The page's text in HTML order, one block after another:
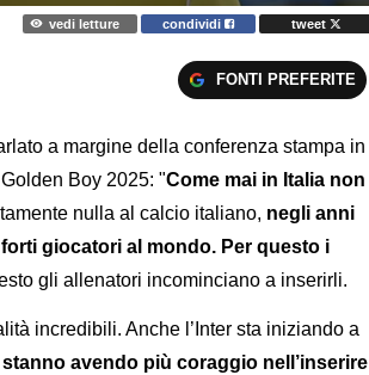
vedi letture condividi tweet
FONTI PREFERITE
a margine della conferenza stampa in
Boy 2025: "Come mai in Italia non
nulla al calcio italiano, negli anni
giocatori al mondo. Per questo i
gli allenatori incominciano a inserirli.
incredibili. Anche l’Inter sta iniziando a
avendo più coraggio nell’inserire